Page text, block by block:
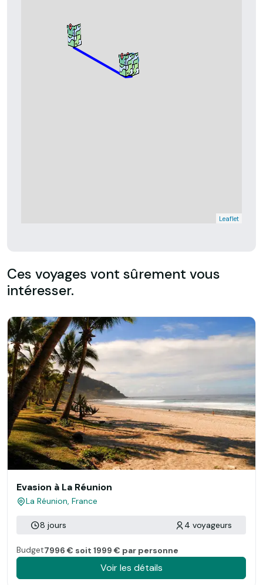
Leaflet
Ces voyages vont sûrement vous
intéresser.
Evasion à La Réunion
La Réunion, France
8 jours 4 voyageurs
Budget7996 € soit 1999 € par personne
Voir les détails